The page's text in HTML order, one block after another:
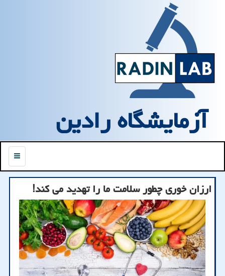
آزمایشگاه رادین
منو
ارزان خوری چطور سلامت ما را تهدید می کند!